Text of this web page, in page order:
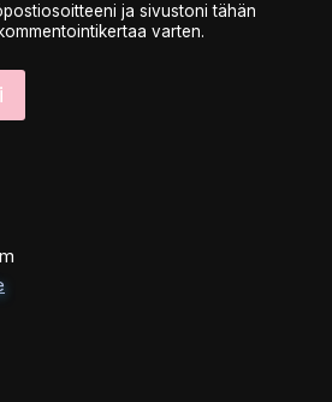
ja sivustoni tähän
varten.